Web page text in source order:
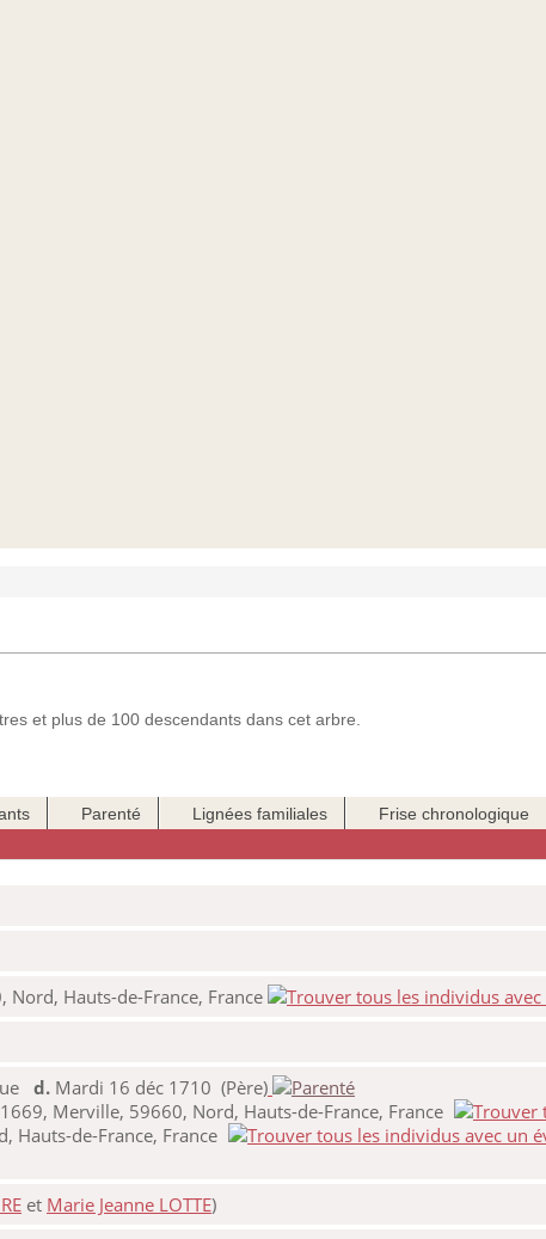
et plus de 100 descendants dans cet arbre.
Parenté Lignées familiales Frise chronologique
Nord, Hauts-de-France, France
d. Mardi 16 déc 1710 (Père)
Merville, 59660, Nord, Hauts-de-France, France
Hauts-de-France, France
et Marie Jeanne LOTTE)